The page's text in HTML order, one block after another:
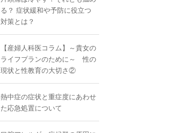
る？ 症状緩和や予防に役立つ
対策とは？
【産婦人科医コラム】～貴女の
ライフプランのために～ 性の
現状と性教育の大切さ②
熱中症の症状と重症度にあわせ
た応急処置について